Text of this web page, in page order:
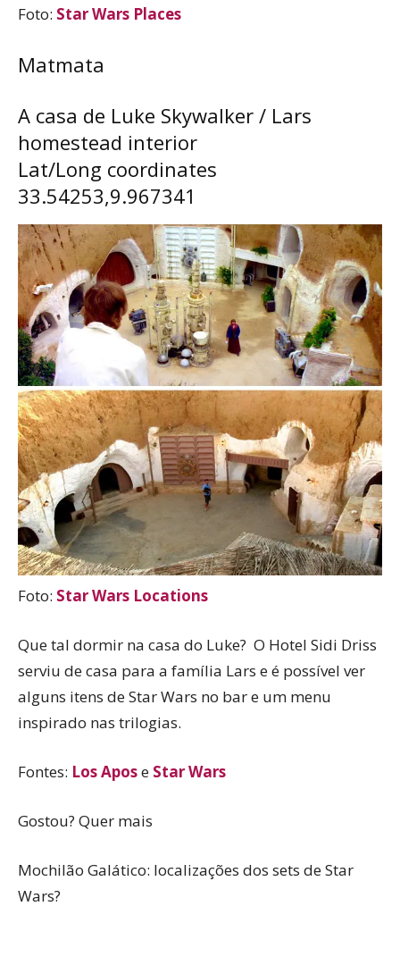
Foto: Star Wars Places
Matmata
A casa de Luke Skywalker / Lars
homestead interior
Lat/Long coordinates
33.54253,9.967341
Foto: Star Wars Locations
Que tal dormir na casa do Luke? O Hotel Sidi Driss
serviu de casa para a família Lars e é possível ver
alguns itens de Star Wars no bar e um menu
inspirado nas trilogias.
Fontes: Los Apose Star Wars
Gostou? Quer mais
Mochilão Galático: localizações dos sets de Star
Wars?